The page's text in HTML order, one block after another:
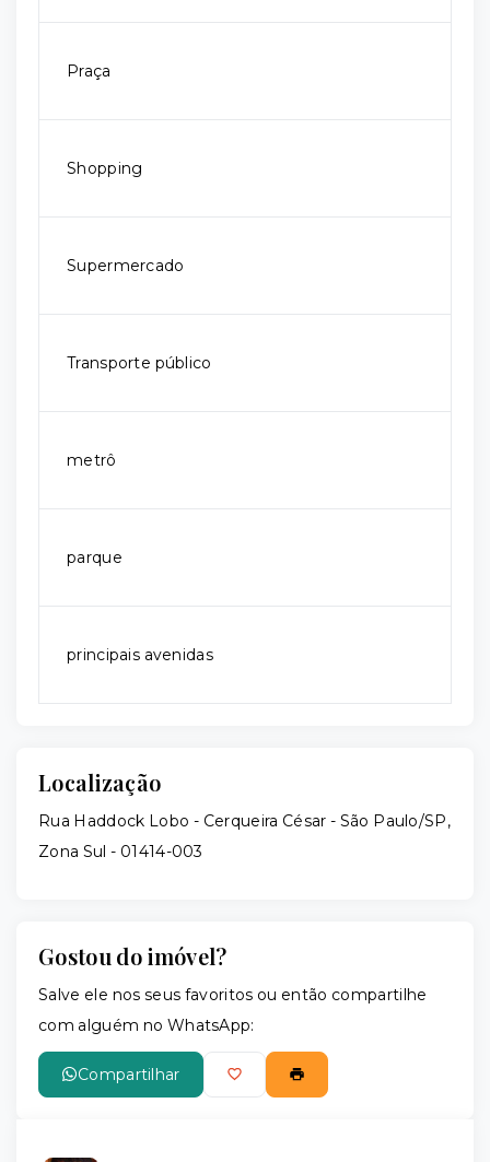
Praça
Shopping
Supermercado
Transporte público
metrô
parque
principais avenidas
Localização
Rua Haddock Lobo - Cerqueira César - São Paulo/SP,
Zona Sul - 01414-003
Gostou do imóvel?
Salve ele nos seus favoritos ou então compartilhe
com alguém no WhatsApp:
Compartilhar